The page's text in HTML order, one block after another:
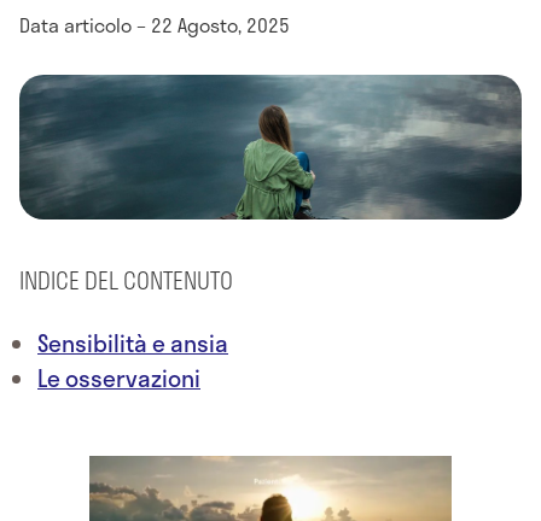
Data articolo – 22 Agosto, 2025
INDICE DEL CONTENUTO
Sensibilità e ansia
Le osservazioni